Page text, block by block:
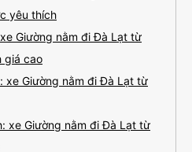
yêu thích
Giường nằm đi Đà Lạt từ
giá cao
xe Giường nằm đi Đà Lạt từ
xe Giường nằm đi Đà Lạt từ